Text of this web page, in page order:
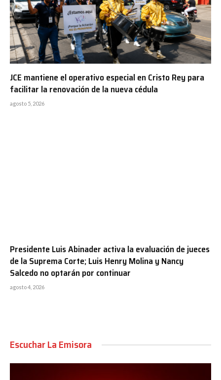
JCE mantiene el operativo especial en Cristo Rey para
facilitar la renovación de la nueva cédula
agosto 5, 2026
Presidente Luis Abinader activa la evaluación de jueces
de la Suprema Corte; Luis Henry Molina y Nancy
Salcedo no optarán por continuar
agosto 4, 2026
Escuchar La Emisora